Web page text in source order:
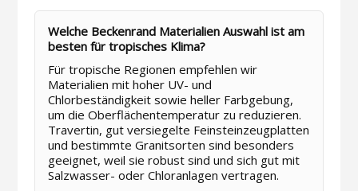
Welche Beckenrand Materialien Auswahl ist am
besten für tropisches Klima?
Für tropische Regionen empfehlen wir
Materialien mit hoher UV- und
Chlorbeständigkeit sowie heller Farbgebung,
um die Oberflächentemperatur zu reduzieren.
Travertin, gut versiegelte Feinsteinzeugplatten
und bestimmte Granitsorten sind besonders
geeignet, weil sie robust sind und sich gut mit
Salzwasser- oder Chloranlagen vertragen.